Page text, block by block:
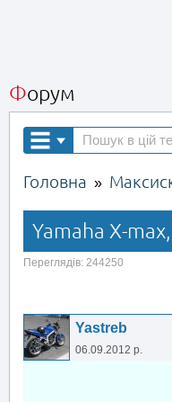
Форум
Головна »
Yamaha X-
Переглядів: 244250
Yastreb
06.09.2012 р.